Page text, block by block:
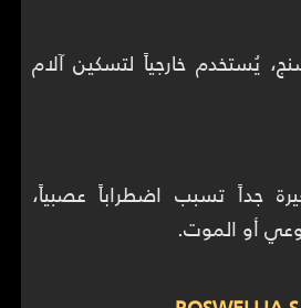
يُستخدم خارجياً لتسكين آلام
جداً تسبب اضطراباً عصبياً،
أو الموت.